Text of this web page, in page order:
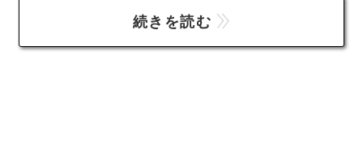
続きを読む